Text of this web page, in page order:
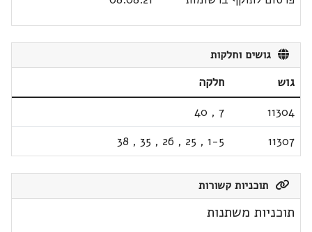
גושים וחלקות
גוש
חלקה
11304
7
,
40
11307
1-5
,
25
,
26
,
35
,
38
תוכניות קשורות
תוכניות משתנות